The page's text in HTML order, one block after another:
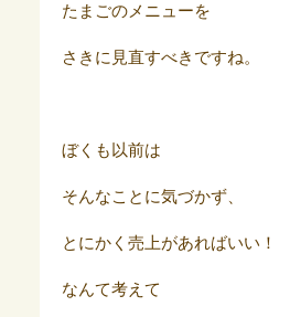
たまごのメニューを
さきに見直すべきですね。
ぼくも以前は
そんなことに気づかず、
とにかく売上があればいい！
なんて考えて